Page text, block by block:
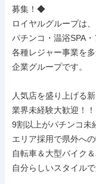
募集！◆
ロイヤルグループは、
パチンコ・温浴SPA
各種レジャー事業を
企業グループです。
人気店を盛り上げる
業界未経験大歓迎！！
9割以上がパチンコ未
エリア採用で県外へ
自転車＆大型バイク＆
自分らしいスタイル